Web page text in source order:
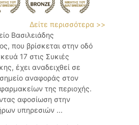
Δείτε περισσότερα >>
Βασιλειάδης
που βρίσκεται στην οδό
17 στις Συκιές
έχει αναδειχθεί σε
αναφοράς στον
της περιοχής.
αφοσίωση στην
υπηρεσιών ...